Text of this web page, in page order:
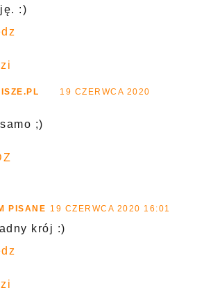
:)
19 CZERWCA 2020
;)
PISANE 19 CZERWCA 2020 16:01
krój :)